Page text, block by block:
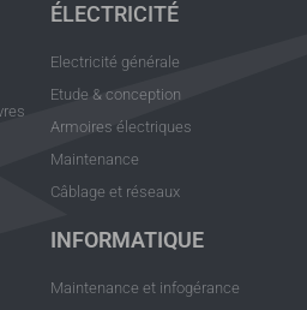
ÉLECTRICITÉ
Electricité générale
Etude & conception
Armoires électriques
Maintenance
Câblage et réseaux
INFORMATIQUE
Maintenance et infogérance